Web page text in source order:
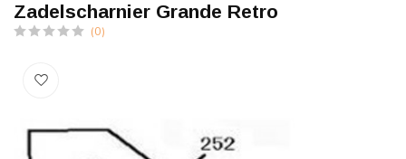
Zadelscharnier Grande Retro
(0)